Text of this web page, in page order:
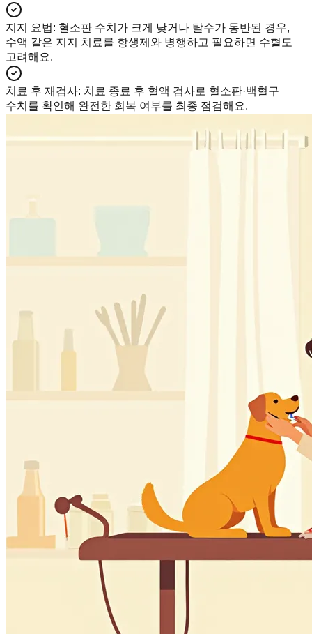
지지 요법: 혈소판 수치가 크게 낮거나 탈수가 동반된 경우,
수액 같은 지지 치료를 항생제와 병행하고 필요하면 수혈도
고려해요.
치료 후 재검사: 치료 종료 후 혈액 검사로 혈소판·백혈구
수치를 확인해 완전한 회복 여부를 최종 점검해요.